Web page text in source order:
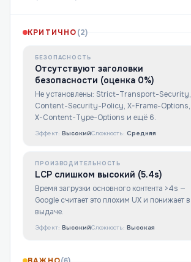
КРИТИЧНО(2)
БЕЗОПАСНОСТЬ
Отсутствуют заголовки
безопасности (оценка 0%)
Не установлены: Strict-Transport-Security,
Content-Security-Policy, X-Frame-Options,
X-Content-Type-Options и ещё 6.
Эффект: ВысокийСложность: Средняя
ПРОИЗВОДИТЕЛЬНОСТЬ
LCP слишком высокий (5.4s)
Время загрузки основного контента >4s —
Google считает это плохим UX и понижает в
выдаче.
Эффект: ВысокийСложность: Высокая